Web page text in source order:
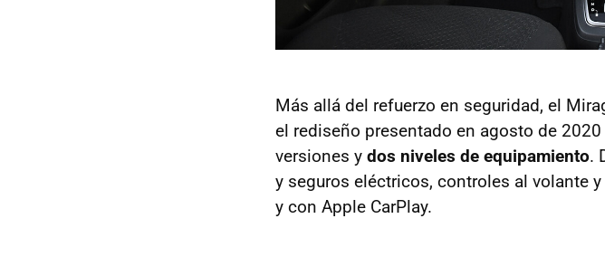
Más allá del refuerzo en seguridad, el
el rediseño presentado en agosto de
versiones y dos niveles de equipamiento.
y seguros eléctricos, controles al volante
y con Apple CarPlay.